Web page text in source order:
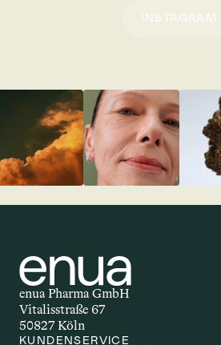
INSTAGRAM
enua Pharma GmbH
Vitalisstraße 67
50827 Köln
KUNDENSERVICE